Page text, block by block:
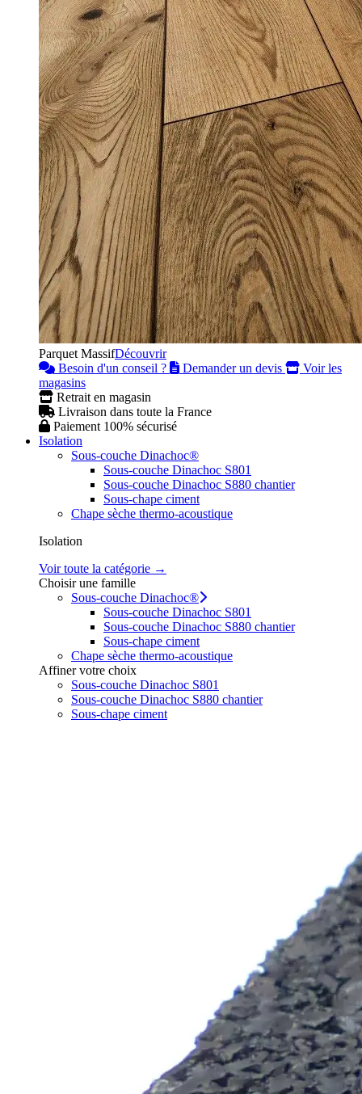
Parquet MassifDécouvrir
Besoin d'un conseil ?
Demander un devis
Voir les
magasins
Retrait en magasin
Livraison dans toute la France
Paiement 100% sécurisé
Isolation
Sous-couche Dinachoc®
Sous-couche Dinachoc S801
Sous-couche Dinachoc S880 chantier
Sous-chape ciment
Chape sèche thermo-acoustique
Isolation
Voir toute la catégorie →
Choisir une famille
Sous-couche Dinachoc®
Sous-couche Dinachoc S801
Sous-couche Dinachoc S880 chantier
Sous-chape ciment
Chape sèche thermo-acoustique
Affiner votre choix
Sous-couche Dinachoc S801
Sous-couche Dinachoc S880 chantier
Sous-chape ciment